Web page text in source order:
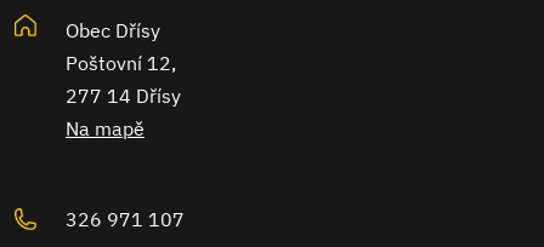
Obec Dřísy
Poštovní 12,
277 14 Dřísy
Na mapě
326 971 107